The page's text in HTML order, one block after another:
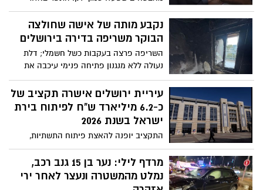
גבעת זאב, נעצרו על ידי שוטרי מחוז ירושלים
בחשד שניצלו את תפקידם והכניסו מאות
שוהים בלתי חוקיים לישראל תוך עקיפת
חמור את ביטחון אזרחי מדינת ישראל. היום,
בתום החקירה, הוגשה נגדם הצהרת תובע על
נקבע מותה של אישה שחולצה
הבוקר משריפה בדירה בירושלים
השריפה פרצה בעקבות כשל חשמלי; דלת
נעולה ללא מנגנון פתיחה פנימי עיכבה את
חילוצה של האישה
עיריית ירושלים אישרה תקציב של
כ-6.2 מיליארד ש"ח לפיתוח בירת
ישראל בשנת 2026
התקציב יופנה להאצת פיתוח התשתיות,
חינוך, תרבות, תחבורה והתחדשות עירונית
ברחבי הבירה. ראש העיר ירושלים, משה
ליאון: "תקציב הפיתוח שאישרנו מבטא סדר
עדיפויות ברור: השקעה נרחבת בתשתיות,
מרדף לילי: נער בן 15 גנב רכב,
נמלט מהמשטרה ונעצר לאחר ירי